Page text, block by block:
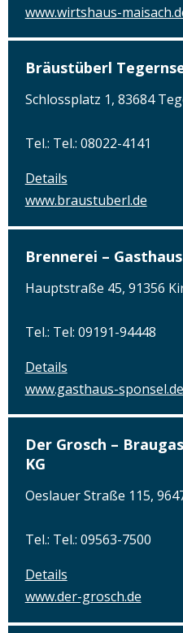
www.wirtshaus-
Bräustüberl
Schlossplatz 1, 83684
Tel.: Tel.: 08022-4141
Details
www.braustuberl.de
Brennerei –
Hauptstraße 45, 91356
Tel.: Tel: 09191-94448
Details
www.gasthaus-sponsel.de
Der Grosch –
KG
Oeslauer Straße 115,
Tel.: Tel.: 09563-7500
Details
www.der-grosch.de